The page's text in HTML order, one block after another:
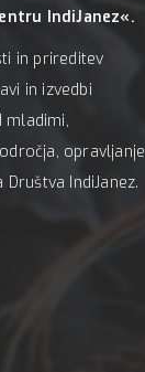
IndiJanez«.
in prireditev
in izvedbi
mladimi,
opravljanje
IndiJanez.